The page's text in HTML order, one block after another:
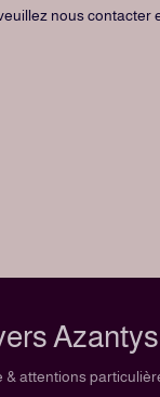
nous contacter
Azantys
attentions